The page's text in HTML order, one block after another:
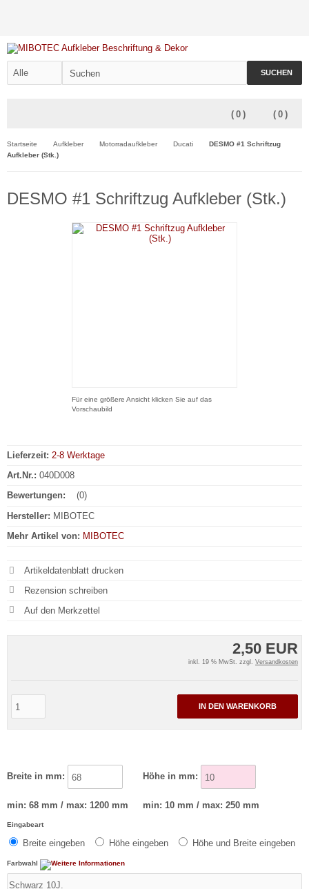
SUCHEN
( 0 )
( 0 )
Startseite Aufkleber Motorradaufkleber Ducati
DESMO #1 Schriftzug
Aufkleber (Stk.)
DESMO #1 Schriftzug Aufkleber (Stk.)
Für eine größere Ansicht klicken Sie auf das
Vorschaubild
2,50 EUR
inkl. 19 % MwSt. zzgl. Versandkosten
IN DEN WARENKORB
Lieferzeit: 2-8 Werktage
Art.Nr.: 040D008
Bewertungen:
(0)
Hersteller: MIBOTEC
Mehr Artikel von: MIBOTEC
Artikeldatenblatt drucken
Rezension schreiben
Breite in mm: Höhe in mm:
min: 68 mm / max: 1200 mm min: 10 mm / max: 250 mm
Eingabeart
Breite eingeben Höhe eingeben Höhe und Breite eingeben
Farbwahl